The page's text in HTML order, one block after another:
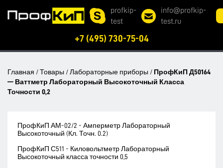
profkip-
test
info@profkip-
test.ru
+7 (495) 730-75-04
Главная / Товары / Лабораторные приборы / ПрофКиП Д50164
— Ваттметр Лабораторный Высокоточный Класса
Точности 0,2
ПрофКиП АМ-02/2 - Амперметр Лабораторный
Высокоточный (Кл. Точн. 0.2)
ПрофКиП С511 - Киловольтметр Лабораторный
Высокоточный класса точности 0,5